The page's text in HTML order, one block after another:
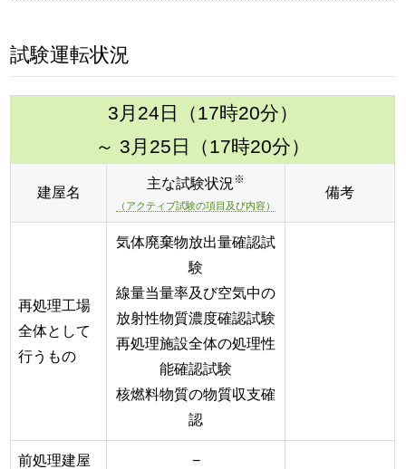
試験運転状況
3月24日（17時20分）
～ 3月25日（17時20分）
建屋名
主な試験状況※
（アクティブ試験の項目及び内容）
備考
再処理工場
全体として
行うもの
気体廃棄物放出量確認試
験
線量当量率及び空気中の
放射性物質濃度確認試験
再処理施設全体の処理性
能確認試験
核燃料物質の物質収支確
認
前処理建屋 −